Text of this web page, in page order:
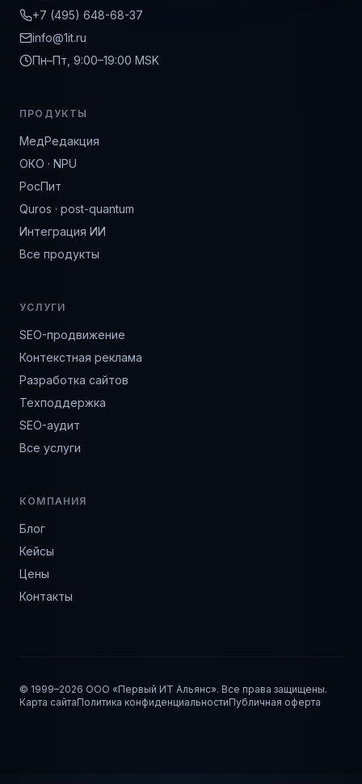
+7 (495) 648-68-37
info@1it.ru
Пн–Пт, 9:00–19:00 MSK
ПРОДУКТЫ
МедРедакция
ОКО · NPU
РосПит
Quros · post-quantum
Интеграция ИИ
Все продукты
УСЛУГИ
SEO-продвижение
Контекстная реклама
Разработка сайтов
Техподдержка
SEO-аудит
Все услуги
КОМПАНИЯ
Блог
Кейсы
Цены
Контакты
© 1999–2026 ООО «Первый ИТ Альянс». Все права защищены.
Карта сайтаПолитика конфиденциальностиПубличная оферта